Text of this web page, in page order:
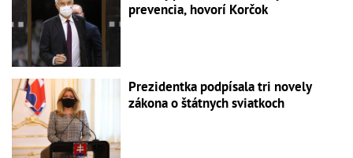
prevencia, hovorí Korčok
Prezidentka podpísala tri novely
zákona o štátnych sviatkoch